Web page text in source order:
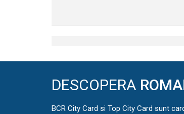
DESCOPERA
BCR City Card si Top City Card sunt